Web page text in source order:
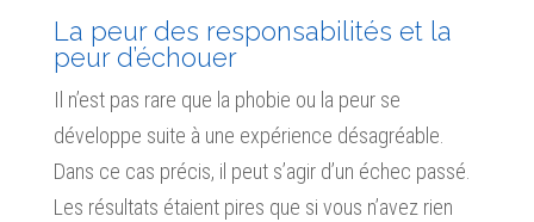
La peur des responsabilités et la
peur d’échouer
Il n’est pas rare que la phobie ou la peur se
développe suite à une expérience désagréable.
Dans ce cas précis, il peut s’agir d’un échec passé.
Les résultats étaient pires que si vous n’avez rien